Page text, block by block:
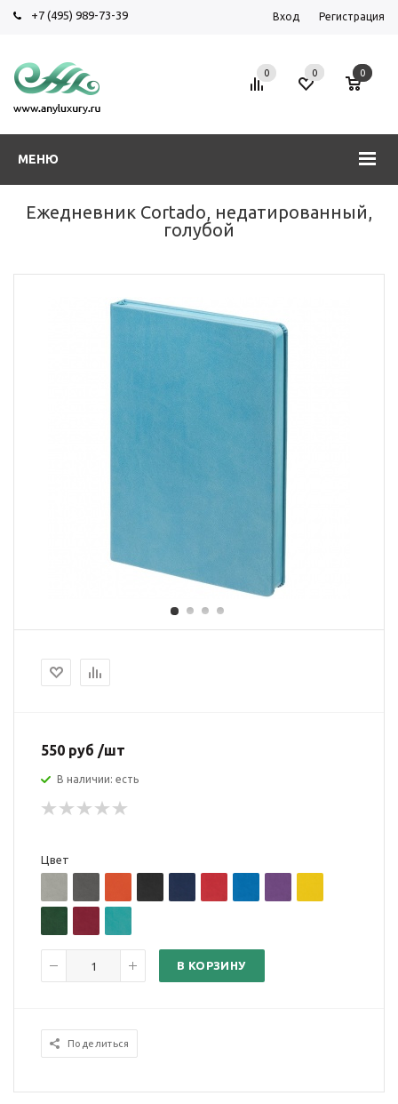
+7 (495) 989-73-39 Вход Регистрация
МЕНЮ
0 0 0
Ежедневник Cortado, недатированный,
голубой
550 руб /шт
В наличии: есть
Цвет
В КОРЗИНУ
Поделиться